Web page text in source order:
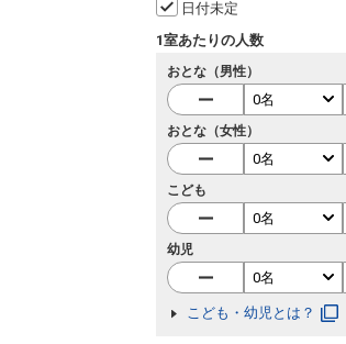
日付未定
1室あたりの人数
おとな（男性）
おとな（女性）
こども
幼児
こども・幼児とは？